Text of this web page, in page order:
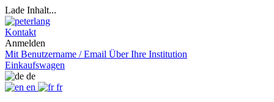
Lade Inhalt...
Kontakt
Anmelden
Mit Benutzername / Email Über Ihre Institution
Einkaufswagen
de
en
fr